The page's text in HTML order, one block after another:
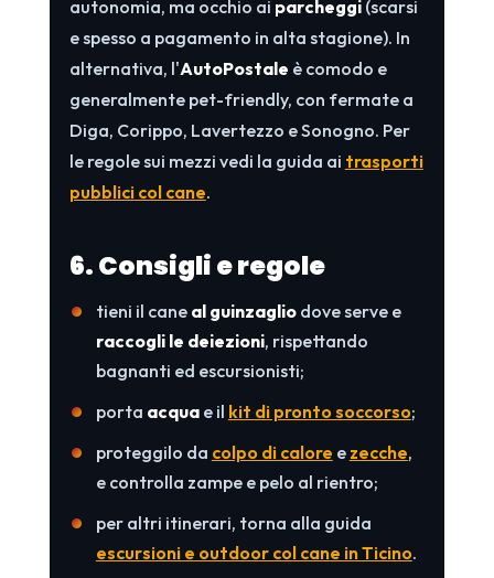
autonomia, ma occhio ai parcheggi(scarsi
e spesso a pagamento in alta stagione). In
alternativa, l'AutoPostale è comodo e
generalmente pet-friendly, con fermate a
Diga, Corippo, Lavertezzo e Sonogno. Per
le regole sui mezzi vedi la guida ai trasporti
pubblici col cane.
6. Consigli e regole
tieni il cane al guinzagliodove serve e
raccogli le deiezioni, rispettando
bagnanti ed escursionisti;
porta acquae il kit di pronto soccorso;
proteggilo da colpo di calore e zecche,
e controlla zampe e pelo al rientro;
per altri itinerari, torna alla guida
escursioni e outdoor col cane in Ticino.